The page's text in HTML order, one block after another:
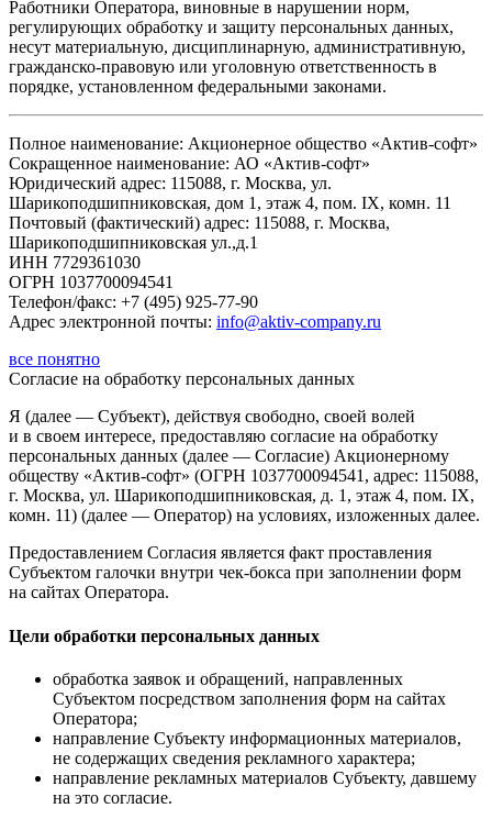
Работники Оператора, виновные в нарушении норм,
регулирующих обработку и защиту персональных данных,
несут материальную, дисциплинарную, административную,
гражданско-правовую или уголовную ответственность в
порядке, установленном федеральными законами.
Полное наименование: Акционерное общество «Актив-софт»
Сокращенное наименование: АО «Актив-софт»
Юридический адрес: 115088, г. Москва, ул.
Шарикоподшипниковская, дом 1, этаж 4, пом. IX, комн. 11
Почтовый (фактический) адрес: 115088, г. Москва,
Шарикоподшипниковская ул.,д.1
ИНН 7729361030
ОГРН 1037700094541
Телефон/факс: +7 (495) 925-77-90
Адрес электронной почты: info@aktiv-company.ru
все понятно
Согласие на обработку персональных данных
Я (далее — Субъект), действуя свободно, своей волей
и в своем интересе, предоставляю согласие на обработку
персональных данных (далее — Согласие) Акционерному
обществу «Актив-софт» (ОГРН 1037700094541, адрес: 115088,
г. Москва, ул. Шарикоподшипниковская, д. 1, этаж 4, пом. IX,
комн. 11) (далее — Оператор) на условиях, изложенных далее.
Предоставлением Согласия является факт проставления
Субъектом галочки внутри чек-бокса при заполнении форм
на сайтах Оператора.
Цели обработки персональных данных
обработка заявок и обращений, направленных
Субъектом посредством заполнения форм на сайтах
Оператора;
направление Субъекту информационных материалов,
не содержащих сведения рекламного характера;
направление рекламных материалов Субъекту, давшему
на это согласие.